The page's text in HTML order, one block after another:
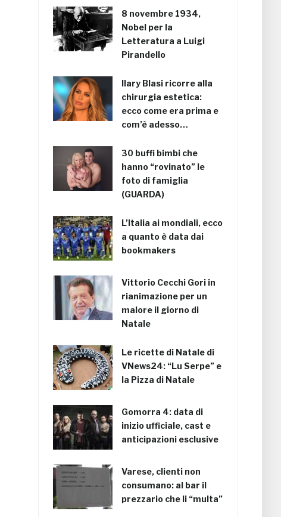
8 novembre 1934,
Nobel per la
Letteratura a Luigi
Pirandello
Ilary Blasi ricorre alla
chirurgia estetica:
ecco come era prima e
com’è adesso…
30 buffi bimbi che
hanno “rovinato” le
foto di famiglia
(GUARDA)
L’Italia ai mondiali, ecco
a quanto è data dai
bookmakers
Vittorio Cecchi Gori in
rianimazione per un
malore il giorno di
Natale
Le ricette di Natale di
VNews24: “Lu Serpe” e
la Pizza di Natale
Gomorra 4: data di
inizio ufficiale, cast e
anticipazioni esclusive
Varese, clienti non
consumano: al bar il
prezzario che li “multa”